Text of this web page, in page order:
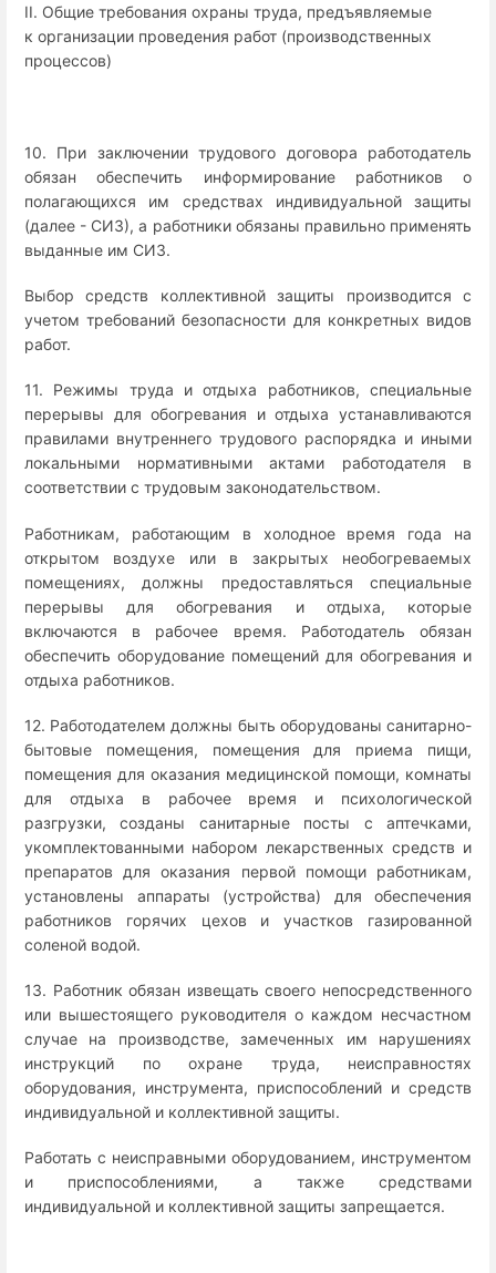
II. Общие требования охраны труда, предъявляемые
к организации проведения работ (производственных
процессов)
10. При заключении трудового договора работодатель
обязан обеспечить информирование работников о
полагающихся им средствах индивидуальной защиты
(далее - СИЗ), а работники обязаны правильно применять
выданные им СИЗ.
Выбор средств коллективной защиты производится с
учетом требований безопасности для конкретных видов
работ.
11. Режимы труда и отдыха работников, специальные
перерывы для обогревания и отдыха устанавливаются
правилами внутреннего трудового распорядка и иными
локальными нормативными актами работодателя в
соответствии с трудовым законодательством.
Работникам, работающим в холодное время года на
открытом воздухе или в закрытых необогреваемых
помещениях, должны предоставляться специальные
перерывы для обогревания и отдыха, которые
включаются в рабочее время. Работодатель обязан
обеспечить оборудование помещений для обогревания и
отдыха работников.
12. Работодателем должны быть оборудованы санитарно-
бытовые помещения, помещения для приема пищи,
помещения для оказания медицинской помощи, комнаты
для отдыха в рабочее время и психологической
разгрузки, созданы санитарные посты с аптечками,
укомплектованными набором лекарственных средств и
препаратов для оказания первой помощи работникам,
установлены аппараты (устройства) для обеспечения
работников горячих цехов и участков газированной
соленой водой.
13. Работник обязан извещать своего непосредственного
или вышестоящего руководителя о каждом несчастном
случае на производстве, замеченных им нарушениях
инструкций по охране труда, неисправностях
оборудования, инструмента, приспособлений и средств
индивидуальной и коллективной защиты.
Работать с неисправными оборудованием, инструментом
и приспособлениями, а также средствами
индивидуальной и коллективной защиты запрещается.